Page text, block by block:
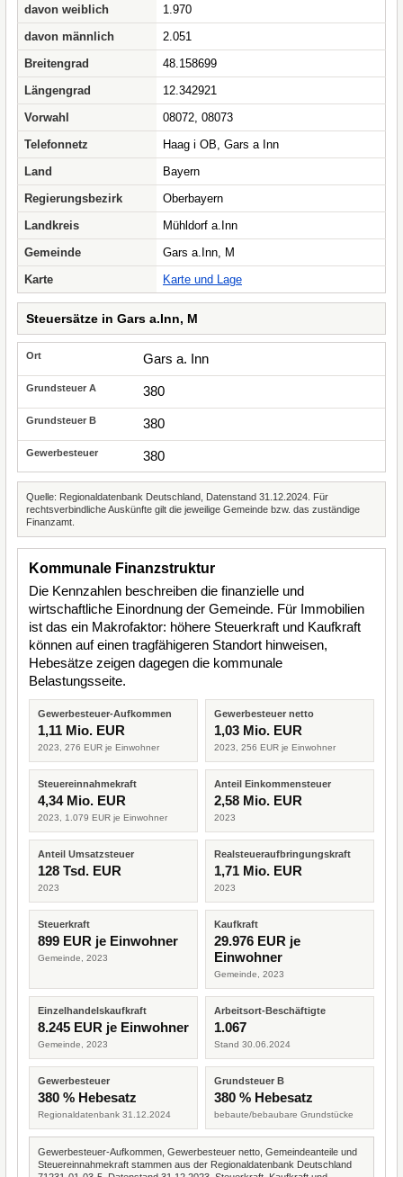
davon weiblich
1.970
davon männlich
2.051
Breitengrad
48.158699
Längengrad
12.342921
Vorwahl
08072, 08073
Telefonnetz
Haag i OB, Gars a Inn
Land
Bayern
Regierungsbezirk
Oberbayern
Landkreis
Mühldorf a.Inn
Gemeinde
Gars a.Inn, M
Karte
Karte und Lage
Steuersätze in Gars a.Inn, M
Gars a. Inn
380
380
380
Quelle: Regionaldatenbank Deutschland, Datenstand 31.12.2024. Für
rechtsverbindliche Auskünfte gilt die jeweilige Gemeinde bzw. das zuständige
Finanzamt.
Kommunale Finanzstruktur
Die Kennzahlen beschreiben die finanzielle und
wirtschaftliche Einordnung der Gemeinde. Für Immobilien
ist das ein Makrofaktor: höhere Steuerkraft und Kaufkraft
können auf einen tragfähigeren Standort hinweisen,
Hebesätze zeigen dagegen die kommunale
Belastungsseite.
Gewerbesteuer-Aufkommen
1,11 Mio. EUR
2023, 276 EUR je Einwohner
Gewerbesteuer netto
1,03 Mio. EUR
2023, 256 EUR je Einwohner
Steuereinnahmekraft
4,34 Mio. EUR
2023, 1.079 EUR je Einwohner
Anteil Einkommensteuer
2,58 Mio. EUR
2023
Anteil Umsatzsteuer
128 Tsd. EUR
2023
Realsteueraufbringungskraft
1,71 Mio. EUR
2023
Steuerkraft
899 EUR je Einwohner
Gemeinde, 2023
Kaufkraft
29.976 EUR je
Einwohner
Gemeinde, 2023
Einzelhandelskaufkraft
8.245 EUR je Einwohner
Gemeinde, 2023
Arbeitsort-Beschäftigte
1.067
Stand 30.06.2024
Gewerbesteuer
380 % Hebesatz
Regionaldatenbank 31.12.2024
Grundsteuer B
380 % Hebesatz
bebaute/bebaubare Grundstücke
Gewerbesteuer-Aufkommen, Gewerbesteuer netto, Gemeindeanteile und
Steuereinnahmekraft stammen aus der Regionaldatenbank Deutschland